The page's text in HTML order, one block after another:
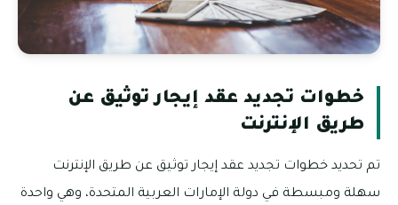
خطوات تجديد عقد إيجار توثيق عن
طريق الإنترنت
تم تحديد خطوات تجديد عقد إيجار توثيق عن طريق الإنترنت
سهلة ومبسطة في دولة الإمارات العربية المتحدة، وهي واحدة